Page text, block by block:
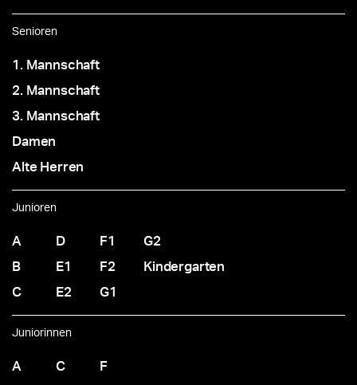
Senioren
1. Mannschaft
2. Mannschaft
3. Mannschaft
Damen
Alte Herren
Junioren
A
B
C
D
E1
E2
F1
F2
G1
G2
Kindergarten
Juniorinnen
A C F